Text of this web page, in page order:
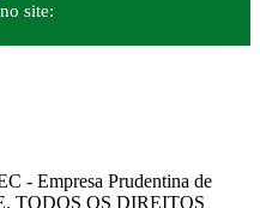
site:
- Empresa Prudentina de
TODOS OS DIREITOS